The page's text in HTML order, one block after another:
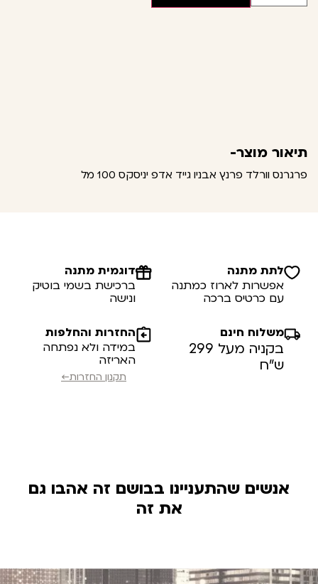
תיאור מוצר-
פרגרנס וורלד פרנץ אבניו גייד אדפ יניסקס 100 מל
לתת מתנה
אפשרות לארוז כמתנה
עם כרטיס ברכה
דוגמית מתנה
ברכישת בשמי בוטיק
ונישה
משלוח חינם
בקניה מעל 299
ש”ח
החזרות והחלפות
במידה ולא נפתחה
האריזה
תקנון החזרות←
אנשים שהתעניינו בבושם זה אהבו גם
את זה